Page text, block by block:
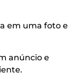
em uma foto e
anúncio e